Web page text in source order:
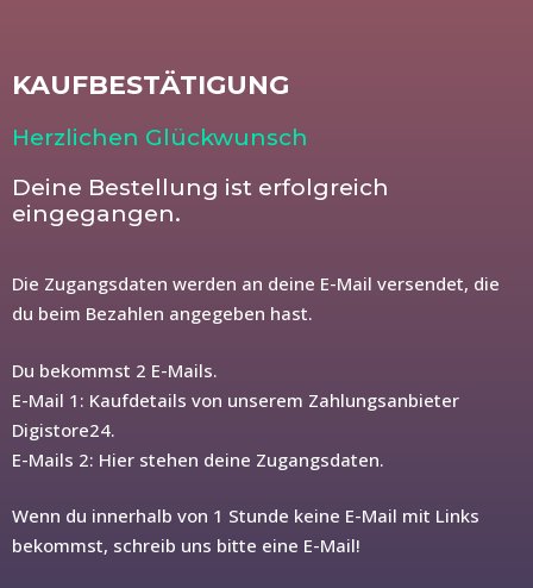
KAUFBESTÄTIGUNG
Herzlichen Glückwunsch
Deine Bestellung ist erfolgreich
eingegangen.
Die Zugangsdaten werden an deine E-Mail versendet, die
du beim Bezahlen angegeben hast.
Du bekommst 2 E-Mails.
E-Mail 1: Kaufdetails von unserem Zahlungsanbieter
Digistore24.
E-Mails 2: Hier stehen deine Zugangsdaten.
Wenn du innerhalb von 1 Stunde keine E-Mail mit Links
bekommst, schreib uns bitte eine E-Mail!